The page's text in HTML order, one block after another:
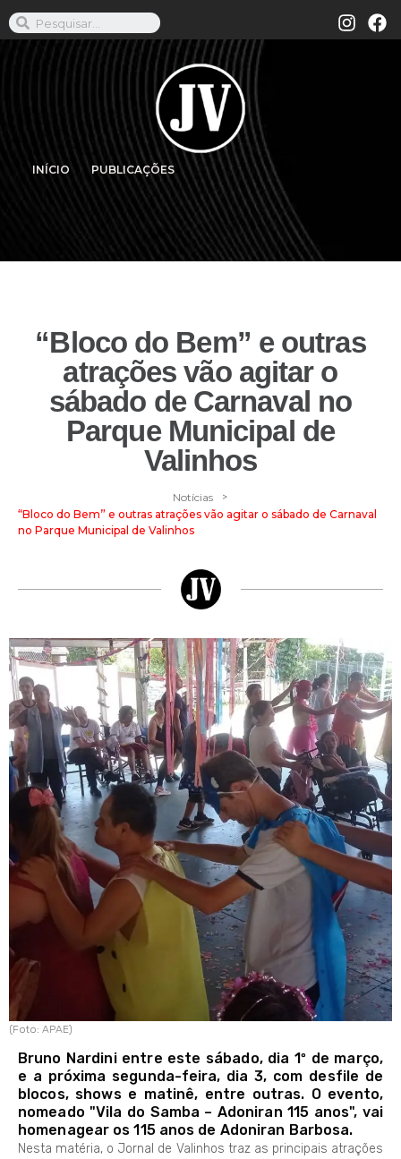
INÍCIO PUBLICAÇÕES
“Bloco do Bem” e outras
atrações vão agitar o
sábado de Carnaval no
Parque Municipal de
Valinhos
Notícias >
“Bloco do Bem” e outras atrações vão agitar o sábado de Carnaval
no Parque Municipal de Valinhos
(Foto: APAE)
Bruno Nardini entre este sábado, dia 1º de março,
e a próxima segunda-feira, dia 3, com desfile de
blocos, shows e matinê, entre outras. O evento,
nomeado "Vila do Samba – Adoniran 115 anos", vai
homenagear os 115 anos de Adoniran Barbosa.
Nesta matéria, o Jornal de Valinhos traz as principais atrações